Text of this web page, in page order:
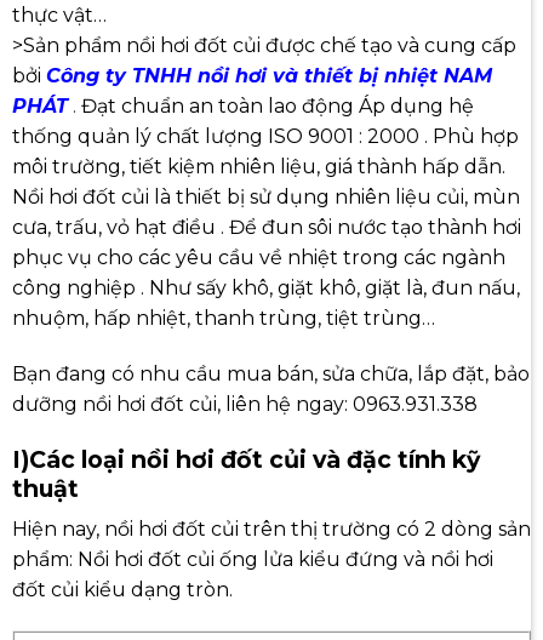
thực vật…
>Sản phẩm nồi hơi đốt củi được chế tạo và cung cấp
bởi Công ty TNHH nồi hơi và thiết bị nhiệt NAM
PHÁT . Đạt chuẩn an toàn lao động Áp dụng hệ
thống quản lý chất lượng ISO 9001 : 2000 . Phù hợp
môi trường, tiết kiệm nhiên liệu, giá thành hấp dẫn.
Nồi hơi đốt củi là thiết bị sử dụng nhiên liệu củi, mùn
cưa, trấu, vỏ hạt điều . Để đun sôi nước tạo thành hơi
phục vụ cho các yêu cầu về nhiệt trong các ngành
công nghiệp . Như sấy khô, giặt khô, giặt là, đun nấu,
nhuộm, hấp nhiệt, thanh trùng, tiệt trùng…
Bạn đang có nhu cầu mua bán, sửa chữa, lắp đặt, bảo
dưỡng nồi hơi đốt củi, liên hệ ngay: 0963.931.338
I)Các loại nồi hơi đốt củi và đặc tính kỹ
thuật
Hiện nay, nồi hơi đốt củi trên thị trường có 2 dòng sản
phẩm: Nồi hơi đốt củi ống lửa kiểu đứng và nồi hơi
đốt củi kiểu dạng tròn.